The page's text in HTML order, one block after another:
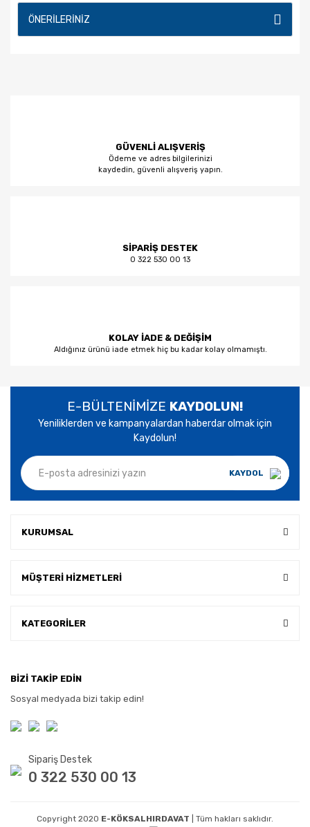
ÖNERILERINIZ
GÜVENLİ ALIŞVERİŞ
Ödeme ve adres bilgilerinizi
kaydedin, güvenli alışveriş yapın.
SİPARİŞ DESTEK
0 322 530 00 13
KOLAY İADE & DEĞİŞİM
Aldığınız ürünü iade etmek hiç bu kadar kolay olmamıştı.
E-BÜLTENİMİZE KAYDOLUN!
Yeniliklerden ve kampanyalardan haberdar olmak için
Kaydolun!
KAYDOL
KURUMSAL
MÜŞTERİ HİZMETLERİ
KATEGORİLER
BİZİ TAKİP EDİN
Sosyal medyada bizi takip edin!
Sipariş Destek
0 322 530 00 13
Copyright 2020 E-KÖKSALHIRDAVAT | Tüm hakları saklıdır.